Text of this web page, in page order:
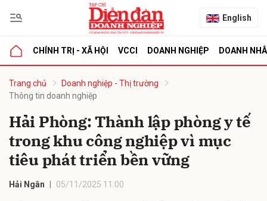
English
CHÍNH TRỊ - XÃ HỘI VCCI DOANH NGHIỆP DOANH
Trang chủ
Doanh nghiệp - Thị trường
Thông tin doanh nghiệp
Hải Phòng: Thành lập phòng y tế
trong khu công nghiệp vì mục
tiêu phát triển bền vững
Hải Ngân 05/11/2025 11:00
luận